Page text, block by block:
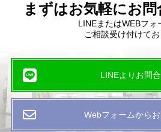
まずはお気軽にお
LINEまたはWEBフォ
ご相談受け付けて
LINEよりお問
Webフォームから